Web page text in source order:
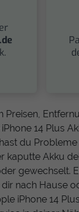
Preisen,
14 Plus
du
kaputte Akku
gewechselt.
nach Hause
iPhone 14